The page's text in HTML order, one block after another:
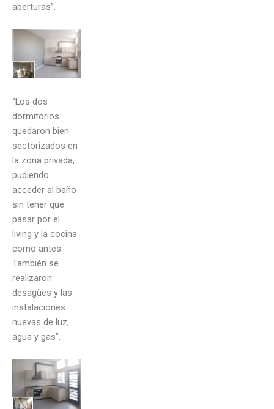
aberturas”.
“Los dos
dormitorios
quedaron bien
sectorizados en
la zona privada,
pudiendo
acceder al baño
sin tener que
pasar por el
living y la cocina
como antes.
También se
realizaron
desagües y las
instalaciones
nuevas de luz,
agua y gas”.